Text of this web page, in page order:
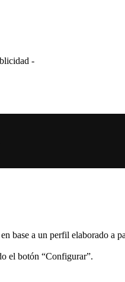
-
base a un perfil elaborado a
el botón “Configurar”.